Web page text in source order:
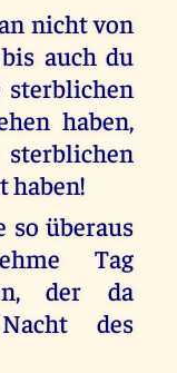
nicht von
auch du
sterblichen
haben,
haben!
so überaus
Tag
der da
des